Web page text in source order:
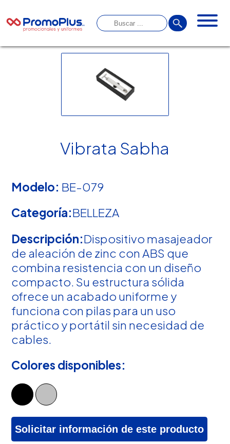
Vibrata Sabha
Modelo: BE-079
Categoría:BELLEZA
Descripción:Dispositivo masajeador
de aleación de zinc con ABS que
combina resistencia con un diseño
compacto. Su estructura sólida
ofrece un acabado uniforme y
funciona con pilas para un uso
práctico y portátil sin necesidad de
cables.
Colores disponibles:
Solicitar información de este producto